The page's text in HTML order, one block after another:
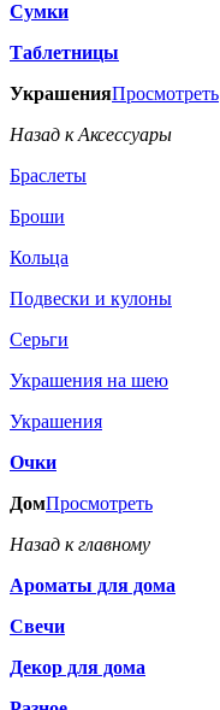
Сумки
Таблетницы
УкрашенияПросмотреть
Назад к Аксессуары
Браслеты
Броши
Кольца
Подвески и кулоны
Серьги
Украшения на шею
Украшения
Очки
ДомПросмотреть
Назад к главному
Ароматы для дома
Свечи
Декор для дома